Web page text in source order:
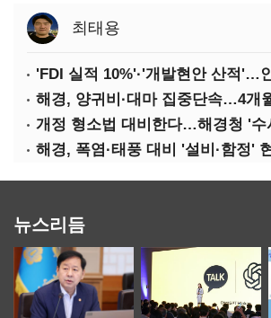
최태용
개정 형소법 대비한다…해경청 '수
해경, 폭염·태풍 대비 '설비·함정'
뉴스리듬